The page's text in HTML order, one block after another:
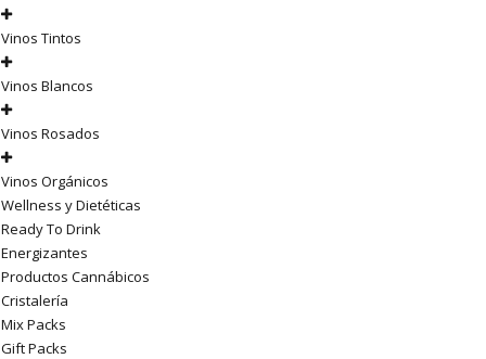
Vinos Tintos
Vinos Blancos
Vinos Rosados
Vinos Orgánicos
Wellness y Dietéticas
Ready To Drink
Energizantes
Productos Cannábicos
Cristalería
Mix Packs
Gift Packs